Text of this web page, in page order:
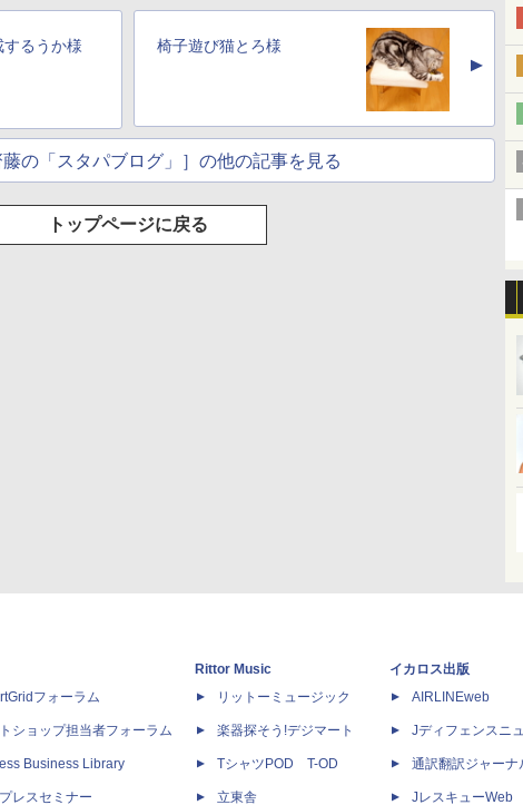
るうか様 椅子遊び猫とろ様
▲
藤の「スタパブログ」］の他の記事を見る
トップページに戻る
フォーラム
ショップ担当者フォーラム
Business Library
レスセミナー
Rittor Music
リットーミュージック
楽器探そう!デジマート
TシャツPOD T-OD
立東舎
イカロス出版
AIRLINEweb
Jディフェンスニ
通訳翻訳ジャーナ
JレスキューWeb